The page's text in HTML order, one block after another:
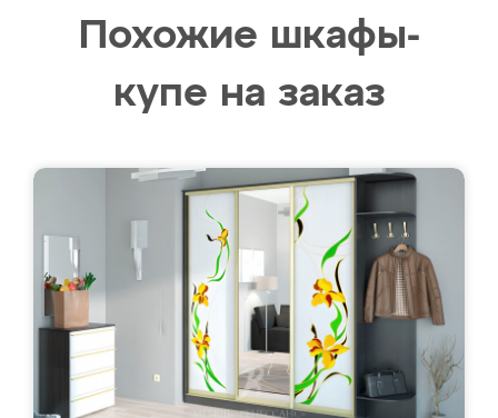
Похожие шкафы-
купе на заказ